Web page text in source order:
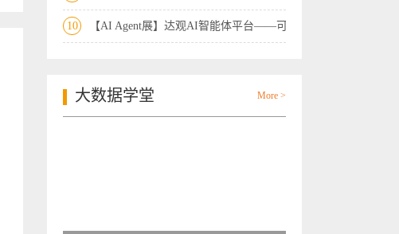
10 【AI Agent展】达观AI智能体平台——可
大数据学堂 More >